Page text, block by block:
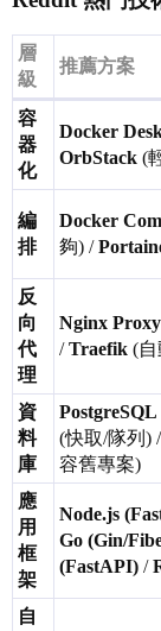
層
級
推薦方案
容
器
化
Docker
OrbStack (
編
排
Docker
夠) /
反
向
代
理
Nginx
/Traefik (
資
料
庫
PostgreSQL
(快取/隊列) /
容舊專案)
應
用
框
架
Node.js
Go (Gin/
(FastAPI) /
自